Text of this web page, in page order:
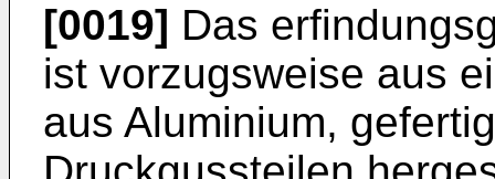
[0019] Das
ist vorzugsweise aus
aus Aluminium,